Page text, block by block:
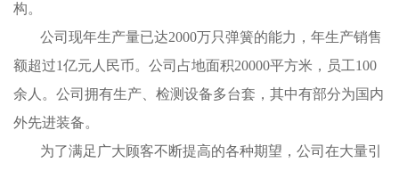
构。
公司现年生产量已达2000万只弹簧的能力，年生产销售
额超过1亿元人民币。公司占地面积20000平方米，员工100
余人。公司拥有生产、检测设备多台套，其中有部分为国内
外先进装备。
为了满足广大顾客不断提高的各种期望，公司在大量引